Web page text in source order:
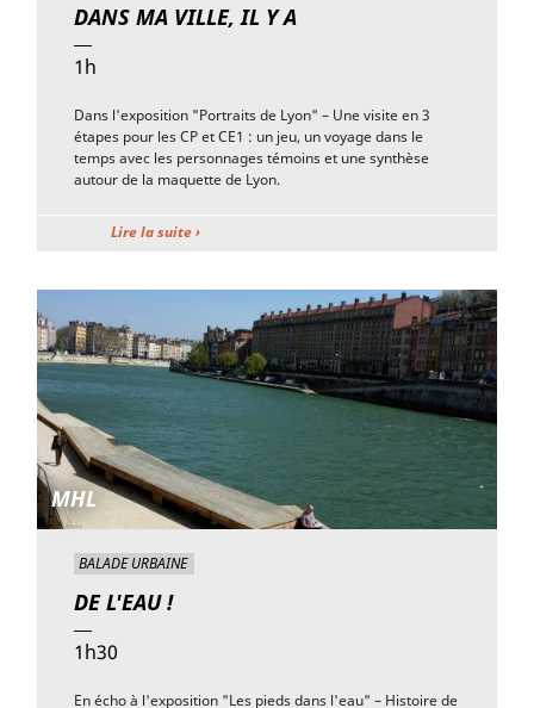
DANS MA VILLE, IL Y A
1h
Dans l'exposition "Portraits de Lyon" – Une visite en 3
étapes pour les CP et CE1 : un jeu, un voyage dans le
temps avec les personnages témoins et une synthèse
autour de la maquette de Lyon.
Lire la suite ›
MHL
BALADE URBAINE
DE L'EAU !
1h30
En écho à l'exposition "Les pieds dans l'eau" – Histoire de